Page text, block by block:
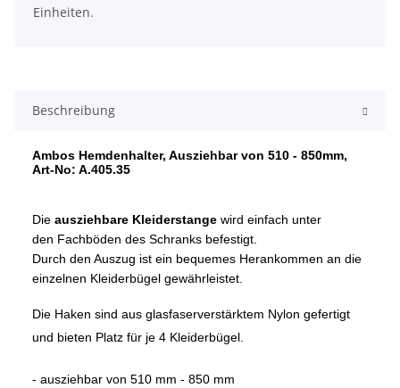
Einheiten.
Beschreibung
Ambos Hemdenhalter, Ausziehbar von 510 - 850mm,
Art-No: A.405.35
Die ausziehbare Kleiderstange wird einfach unter
den Fachböden des Schranks befestigt.
Durch den Auszug ist ein bequemes Herankommen an die
einzelnen Kleiderbügel gewährleistet.
Die Haken sind aus glasfaserverstärktem Nylon gefertigt
und bieten Platz für je 4 Kleiderbügel.
- ausziehbar von 510 mm - 850 mm